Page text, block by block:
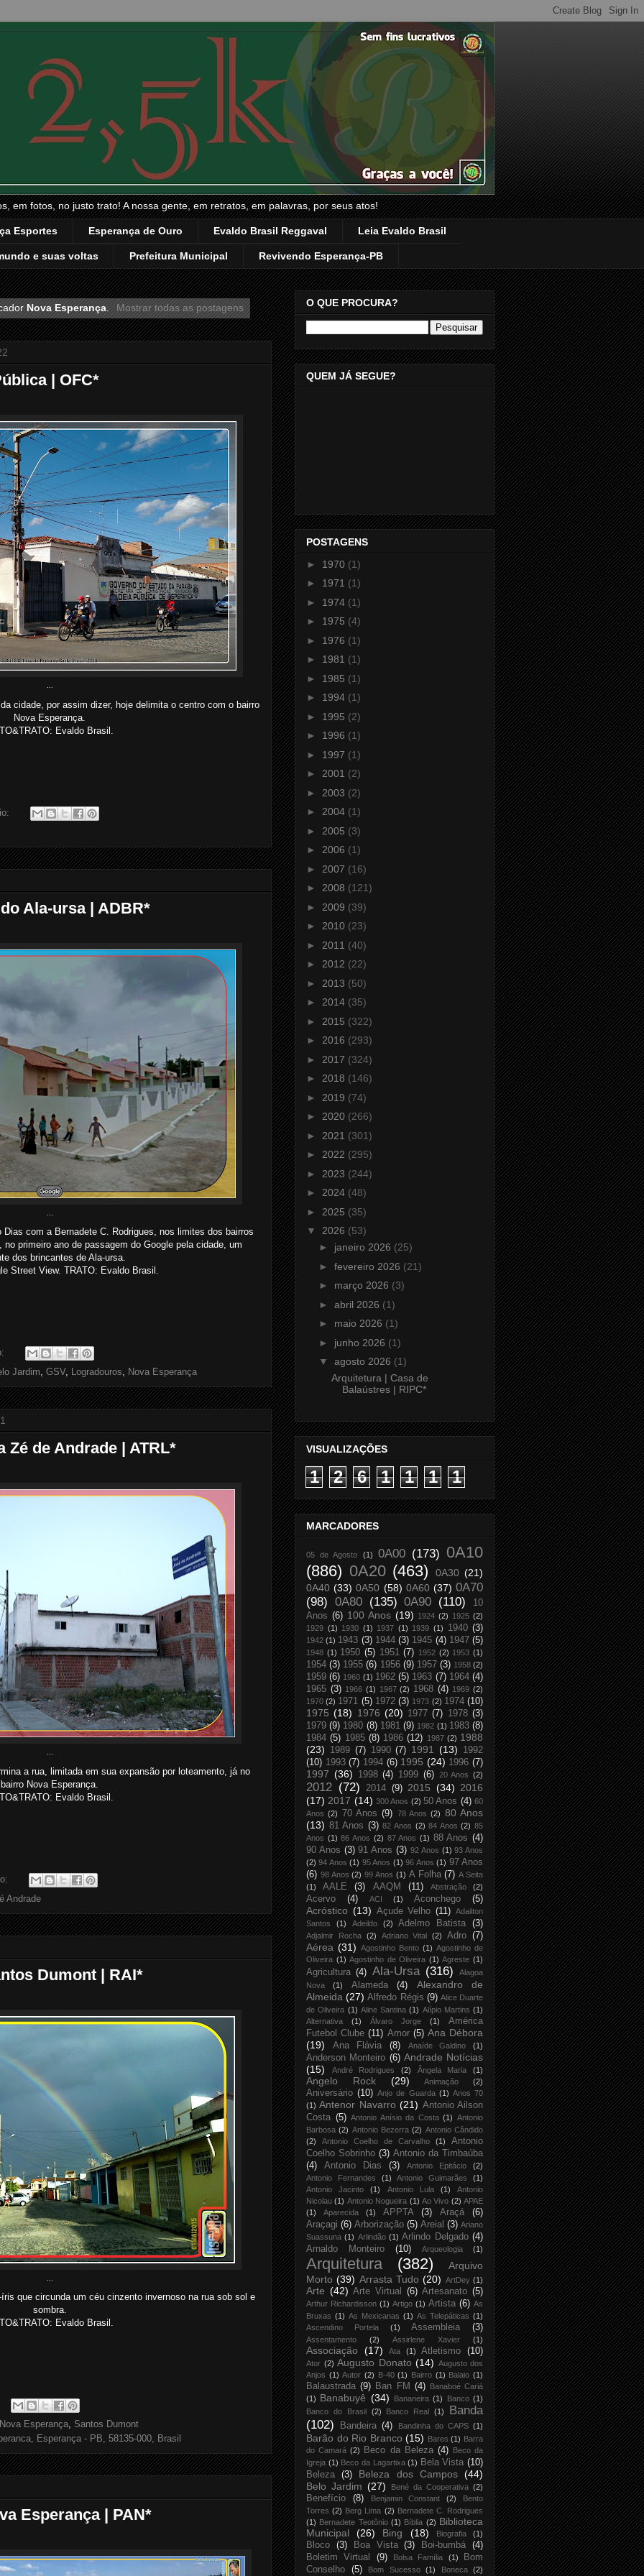
em fotos, no justo trato! A nossa gente, em retratos, em palavras, por seus atos!
Esportes Esperança de Ouro Evaldo Brasil Reggaval Leia Evaldo Brasil
e suas voltas Prefeitura Municipal Revivendo Esperança-PB
Nova Esperança. Mostrar todas as postagens
| OFC*
cidade, por assim dizer, hoje delimita o centro com o bairro
Nova Esperança.
Evaldo Brasil.
Ala-ursa | ADBR*
com a Bernadete C. Rodrigues, nos limites dos bairros
primeiro ano de passagem do Google pela cidade, um
dos brincantes de Ala-ursa.
Street View. TRATO: Evaldo Brasil.
Jardim, GSV, Logradouros, Nova Esperança
de Andrade | ATRL*
a rua, limitada em sua expansão por loteamento, já no
bairro Nova Esperança.
Evaldo Brasil.
Andrade
Dumont | RAI*
que circunda um céu cinzento invernoso na rua sob sol e
sombra.
Evaldo Brasil.
Nova Esperança, Santos Dumont
Esperança - PB, 58135-000, Brasil
Esperança | PAN*
O QUE PROCURA?
QUEM JÁ SEGUE?
POSTAGENS
► 1970 (1)
► 1971 (1)
► 1974 (1)
► 1975 (4)
► 1976 (1)
► 1981 (1)
► 1985 (1)
► 1994 (1)
► 1995 (2)
► 1996 (1)
► 1997 (1)
► 2001 (2)
► 2003 (2)
► 2004 (1)
► 2005 (3)
► 2006 (1)
► 2007 (16)
► 2008 (121)
► 2009 (39)
► 2010 (23)
► 2011 (40)
► 2012 (22)
► 2013 (50)
► 2014 (35)
► 2015 (322)
► 2016 (293)
► 2017 (324)
► 2018 (146)
► 2019 (74)
► 2020 (266)
► 2021 (301)
► 2022 (295)
► 2023 (244)
► 2024 (48)
► 2025 (35)
▼ 2026 (53)
► janeiro 2026 (25)
► fevereiro 2026 (21)
► março 2026 (3)
► abril 2026 (1)
► maio 2026 (1)
► junho 2026 (1)
▼ agosto 2026 (1)
Arquitetura | Casa de
Balaústres | RIPC*
VISUALIZAÇÕES
1 2 6 1 1 1 1
MARCADORES
05 de Agosto (1) 0A00 (173) 0A10
(886) 0A20 (463) 0A30 (21)
0A40 (33) 0A50 (58) 0A60 (37) 0A70
(98) 0A80 (135) 0A90 (110)
10
Anos (6) 100 Anos (19) 1924 (2) 1925 (2)
1929 (1) 1930 (1) 1937 (1) 1939 (1) 1940 (3)
1942 (1) 1943 (3) 1944 (3) 1945 (4) 1947 (5)
1948 (1) 1950 (5) 1951 (7) 1952 (2) 1953 (1)
1954 (3) 1955 (6) 1956 (9) 1957 (3) 1958 (2)
1959 (6) 1960 (1) 1962 (5) 1963 (7) 1964 (4)
1965 (3) 1966 (1) 1967 (2) 1968 (4) 1969 (2)
1970 (2) 1971 (5) 1972 (3) 1973 (2) 1974 (10)
1975 (18) 1976 (20) 1977 (7) 1978 (3)
1979 (9) 1980 (8) 1981 (9) 1982 (1) 1983 (8)
1984 (5) 1985 (8) 1986 (12) 1987 (2) 1988
(23)
1989 (7) 1990 (7) 1991 (13)
1992
(10) 1993 (7) 1994 (6) 1995 (24) 1996 (7)
1997 (36) 1998 (4) 1999 (6) 20 Anos (2)
2012 (72) 2014 (9) 2015 (34) 2016
(17) 2017 (14) 300 Anos (2) 50 Anos (4) 60
Anos (2) 70 Anos (9) 78 Anos (2) 80 Anos
(13) 81 Anos (3) 82 Anos (2) 84 Anos (2) 85
Anos (1) 86 Anos (2) 87 Anos (1) 88 Anos (4)
90 Anos (3) 91 Anos (3) 92 Anos (1) 93 Anos
(2) 94 Anos (1) 95 Anos (1) 96 Anos (1) 97 Anos
(6) 98 Anos (2) 99 Anos (1) A Folha (7) A Seita
(1)
AALE (3) AAQM (11) Abstração (2)
Acervo (4) ACI (1) Aconchego (5)
Acróstico (13) Açude Velho (11) Adailton
Santos
(1) Adeildo (2) Adelmo Batista (3)
Adjalmir Rocha (2) Adriano Vital (2) Adro (7)
Aérea (31) Agostinho Bento (1) Agostinho de
Oliveira (1) Agostinho de Oliveira (1) Agreste (1)
Agricultura (4) Ala-Ursa (316)
Alagoa
Nova
(1) Alameda (4)
Alexandro de
Almeida (27) Alfredo Régis (9) Alice Duarte
de Oliveira (1) Aline Santina (1) Alípio Martins (1)
Alternativa
(1) Álvaro Jorge (1)
América
Futebol Clube (11) Amor (5) Ana Débora
(19)
Ana Flávia (8) Anaíde Galdino (1)
Anderson Monteiro (6) Andrade Notícias
(15)
André Rodrigues (2) Ângela Maria (1)
Angelo Rock (29) Animação (2)
Aniversário (10) Anjo de Guarda (1) Anos 70
(1) Antenor Navarro (21) Antonio Ailson
Costa (5) Antonio Anísio da Costa (1) Antonio
Barbosa (2) Antonio Bezerra (2) Antonio Cândido
(2)
Antonio Coelho de Carvalho (1)
Antonio
Coelho Sobrinho (3) Antonio da Timbaúba
(4)
Antonio Dias (3) Antonio Epitácio
(2)
Antonio Fernandes
(1) Antonio Guimarães
(1)
Antonio Jacinto
(1) Antonio Lula (1)
Antonio
Nicolau (1) Antonio Nogueira (1) Ao Vivo (2) APAE
(1)
Aparecida (1) APPTA (3) Araçá
(6)
Araçagi (6) Arborização (5) Areial (3) Ariano
Suassuna (1) Arlindão (1) Arlindo Delgado (4)
Arnaldo Monteiro
(10) Arqueologia (1)
Arquitetura (382)
Arquivo
Morto (39) Arrasta Tudo (20) ArtDey (1)
Arte (42) Arte Virtual (6) Artesanato (5)
Arthur Richardisson (1) Artigo (1) Artista (6) As
Bruxas (1) As Mexicanas (1) As Telepáticas (1)
Ascendino Portela
(1) Assembleia (3)
Assentamento (2) Assirlene Xavier (1)
Associação (17) Ata (1) Atletismo (10)
Ator (2) Augusto Donato (14) Augusto dos
Anjos (1) Autor (2) B-40 (1) Bairro (1) Balaio (1)
Balaustrada (9) Ban FM (4)
Banaboé Cariá
(1) Banabuyê (34) Bananeira (1) Banco (1)
Banco do Brasil
(2) Banco Real (1)
Banda
(102)
Bandeira (4) Bandinha do CAPS (1)
Barão do Rio Branco (15) Bares (1) Barra
do Camará (2) Beco da Beleza (4)
Beco da
Igreja (1) Beco da Lagartixa (1) Bela Vista (10)
Beleza
(3) Beleza dos Campos (44)
Belo Jardim (27) Bené da Cooperativa (2)
Benefício (8) Benjamin Constant (2)
Bento
Torres (2) Berg Lima (2) Bernadete C. Rodrigues
(1) Bernadete Teotônio (1) Bíblia (2) Biblioteca
Municipal
(26) Bing (18) Biografia (1)
Bloco (3) Boa Vista (3) Boi-bumbá
(4)
Boletim Virtual
(9) Bolsa Família (1)
Bom
Conselho
(5) Bom Sucesso (1) Boneca (2)